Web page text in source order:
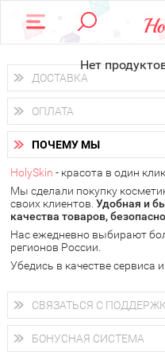
Нет
ДОСТАВКА
Доставка осуществляетсяпо
Вы можете выбрать
получить заказ в пунктах
самовывоза.
В 20 городах России
следующий день.
у Вас всегда есть
доставку от HolySkin.
подробнее об условиях
ОПЛАТА
Вы можете оплатить свой
наличными деньгами (
через интернет-банк
электронными способами.
ПОЧЕМУ МЫ
HolySkin - красота в один
Мы сделали покупку
своих клиентов. Удобная и
качества товаров,
Нас ежедневно выбирают
регионов России.
Убедись в качестве сервиса
СВЯЗАТЬСЯ С
+7 (800) 707-24-55
Мы будем рады ответить на
магазина,
БОНУСНАЯ СИСТЕМА